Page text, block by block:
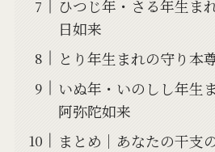
ひつじ年・さる年生ま
日如来
とり年生まれの守り本
いぬ年・いのしし年生
阿弥陀如来
まとめ｜あなたの干支